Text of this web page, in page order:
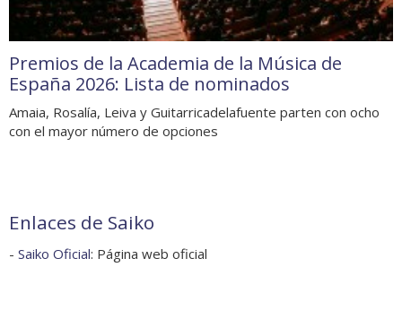
Premios de la Academia de la Música de
España 2026: Lista de nominados
Amaia, Rosalía, Leiva y Guitarricadelafuente parten con ocho
con el mayor número de opciones
Enlaces de Saiko
- Saiko Oficial: Página web oficial